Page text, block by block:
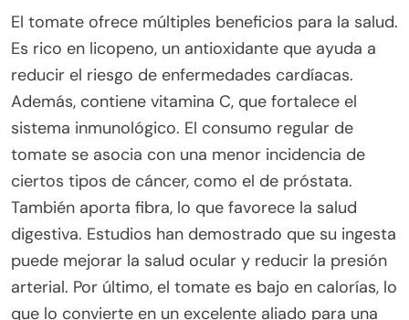
El tomate ofrece múltiples beneficios para la salud.
Es rico en licopeno, un antioxidante que ayuda a
reducir el riesgo de enfermedades cardíacas.
Además, contiene vitamina C, que fortalece el
sistema inmunológico. El consumo regular de
tomate se asocia con una menor incidencia de
ciertos tipos de cáncer, como el de próstata.
También aporta fibra, lo que favorece la salud
digestiva. Estudios han demostrado que su ingesta
puede mejorar la salud ocular y reducir la presión
arterial. Por último, el tomate es bajo en calorías, lo
que lo convierte en un excelente aliado para una